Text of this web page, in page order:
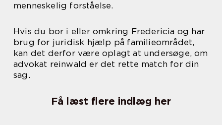
menneskelig forståelse.
Hvis du bor i eller omkring Fredericia og har
brug for juridisk hjælp på familieområdet,
kan det derfor være oplagt at undersøge, om
advokat reinwald er det rette match for din
sag.
Få læst flere indlæg her